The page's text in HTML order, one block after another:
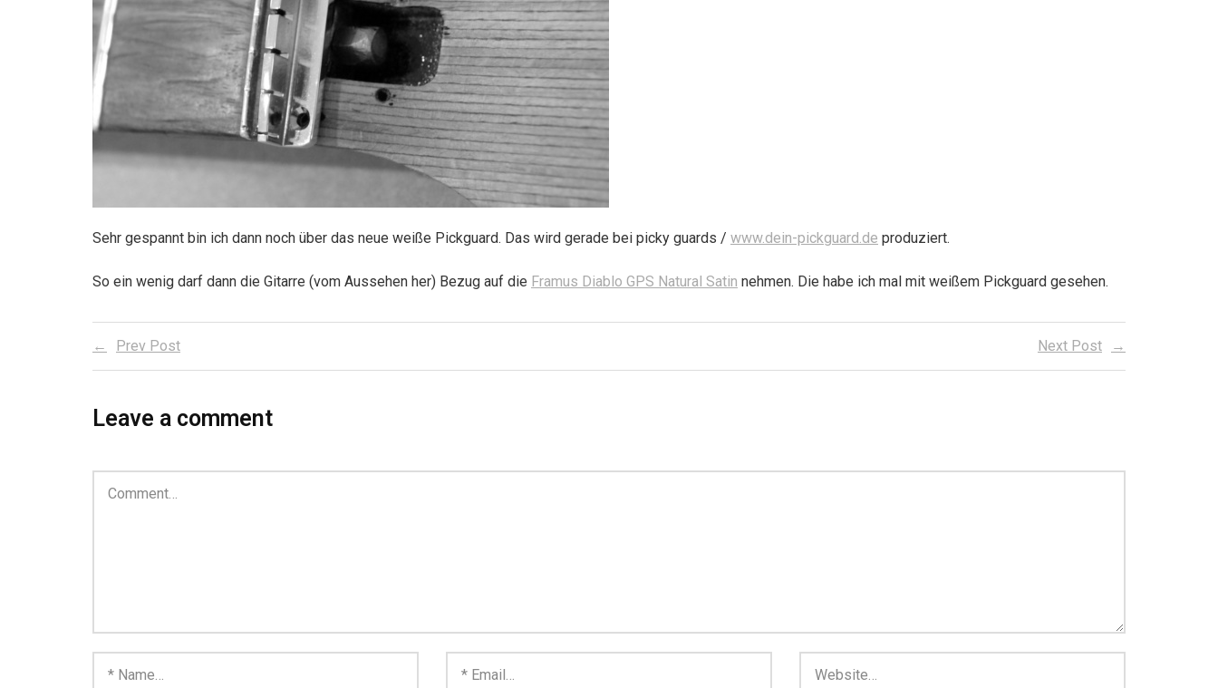
Sehr gespannt bin ich dann noch über das neue weiße Pickguard. Das wird gerade bei picky guards / www.dein-pickguard.de produziert.
So ein wenig darf dann die Gitarre (vom Aussehen her) Bezug auf die Framus Diablo GPS Natural Satin nehmen. Die habe ich mal mit weißem Pickguard gesehen.
Prev Post Next Post
Leave a comment